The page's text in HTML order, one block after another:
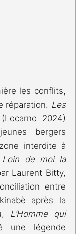
les conflits,
réparation. Les
2024)
bergers
interdite à
Loin de moi la
Laurent Bitty,
entre
après la
L’Homme qui
une légende